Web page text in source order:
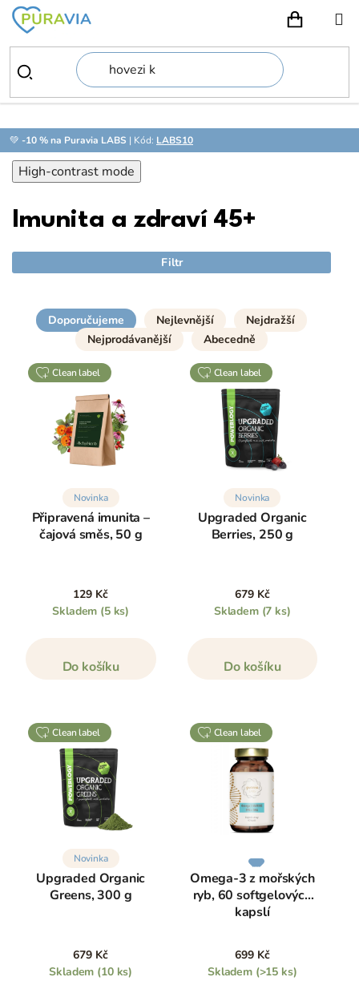
Přejít
obsah
💚 -10 % na Puravia LABS | Kód: LABS10
High-contrast mode
Imunita a zdraví 45+
Filtr
Doporučujeme Nejlevnější
Nejdražší
Nejprodávanější
Abecedně
clean label
Novinka
Připravená imunita –
čajová směs, 50 g
129 Kč
Skladem (5 ks)
Do košíku
clean label
Novinka
Upgraded Organic
Berries, 250 g
679 Kč
Skladem (7 ks)
Do košíku
clean label
Novinka
Upgraded Organic
Greens, 300 g
679 Kč
Skladem (10 ks)
clean label
Omega-3 z mořských
ryb, 60 softgelových
kapslí
699 Kč
Skladem (>15 ks)